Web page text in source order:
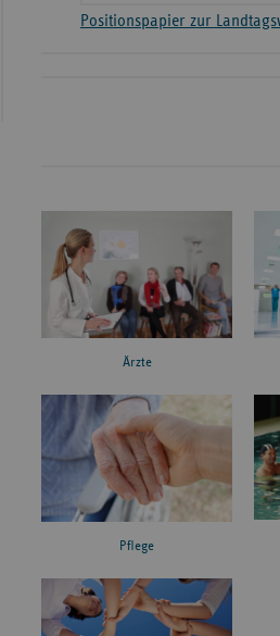
Positionspapier zur
Ärzte
Pflege